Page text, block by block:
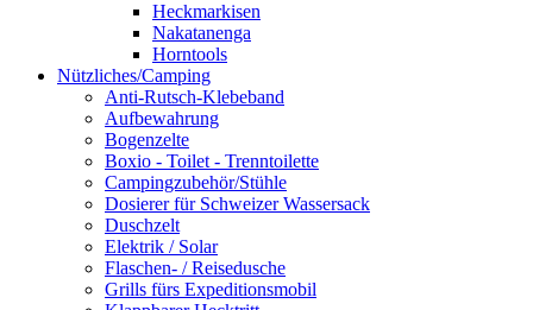
Heckmarkisen
Nakatanenga
Horntools
Nützliches/Camping
Anti-Rutsch-Klebeband
Aufbewahrung
Bogenzelte
Boxio - Toilet - Trenntoilette
Campingzubehör/Stühle
Dosierer für Schweizer Wassersack
Duschzelt
Elektrik / Solar
Flaschen- / Reisedusche
Grills fürs Expeditionsmobil